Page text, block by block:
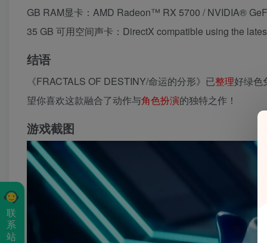
GB RAM显卡：AMD Radeon™ RX 5700 / NVIDIA®
35 GB 可用空间声卡：DirectX compatible using the
结语
《FRACTALS OF DESTINY/命运的分形》已整理好绿色
望你喜欢这款融合了动作与角色扮演的独特之作！
游戏截图
联
系
站